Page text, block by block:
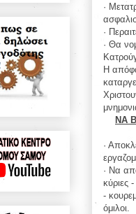
·
·
· Θα
Η
ΝΑ
·
· Να
κύριες
-
όμιλοι.